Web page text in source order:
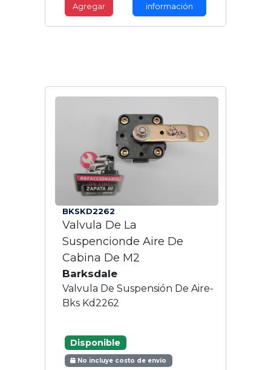
Agregar
información
BKSKD2262
Valvula De La
Suspencionde Aire De
Cabina De M2
Barksdale
Valvula De Suspensión De Aire-
Bks Kd2262
Disponible
No incluye costo de envío